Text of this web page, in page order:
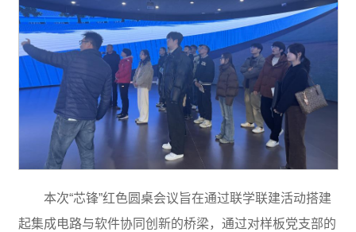
本次“芯锋”红色圆桌会议旨在通过联学联建活动搭建
起集成电路与软件协同创新的桥梁，通过对样板党支部的